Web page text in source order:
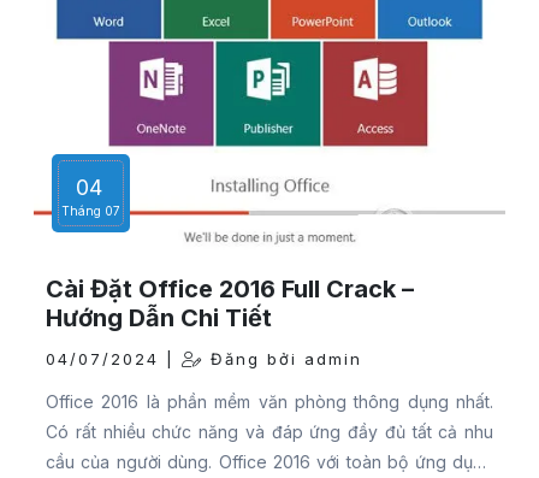
04
Tháng 07
Cài Đặt Office 2016 Full Crack –
Hướng Dẫn Chi Tiết
04/07/2024 | Đăng bởi admin
Office 2016 là phần mềm văn phòng thông dụng nhất.
Có rất nhiều chức năng và đáp ứng đầy đủ tất cả nhu
cầu của người dùng. Office 2016 với toàn bộ ứng dụng